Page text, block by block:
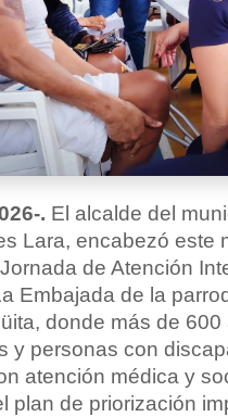
. El alcalde del
Lara, encabezó este
de Atención
Embajada de la
donde más de 600
y personas con
atención médica y
plan de priorización